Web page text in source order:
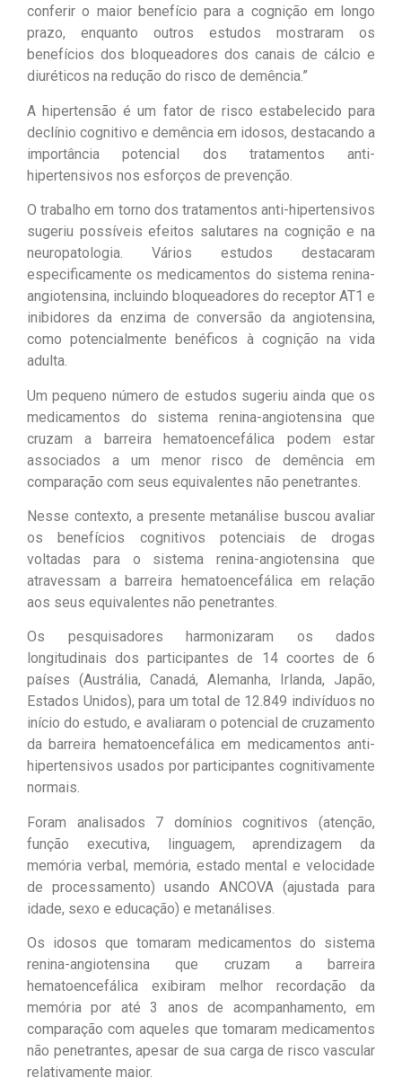
conferir o maior benefício para a cognição em longo
prazo, enquanto outros estudos mostraram os
benefícios dos bloqueadores dos canais de cálcio e
diuréticos na redução do risco de demência.”
A hipertensão é um fator de risco estabelecido para
declínio cognitivo e demência em idosos, destacando a
importância potencial dos tratamentos anti-
hipertensivos nos esforços de prevenção.
O trabalho em torno dos tratamentos anti-hipertensivos
sugeriu possíveis efeitos salutares na cognição e na
neuropatologia. Vários estudos destacaram
especificamente os medicamentos do sistema renina-
angiotensina, incluindo bloqueadores do receptor AT1 e
inibidores da enzima de conversão da angiotensina,
como potencialmente benéficos à cognição na vida
adulta.
Um pequeno número de estudos sugeriu ainda que os
medicamentos do sistema renina-angiotensina que
cruzam a barreira hematoencefálica podem estar
associados a um menor risco de demência em
comparação com seus equivalentes não penetrantes.
Nesse contexto, a presente metanálise buscou avaliar
os benefícios cognitivos potenciais de drogas
voltadas para o sistema renina-angiotensina que
atravessam a barreira hematoencefálica em relação
aos seus equivalentes não penetrantes.
Os pesquisadores harmonizaram os dados
longitudinais dos participantes de 14 coortes de 6
países (Austrália, Canadá, Alemanha, Irlanda, Japão,
Estados Unidos), para um total de 12.849 indivíduos no
início do estudo, e avaliaram o potencial de cruzamento
da barreira hematoencefálica em medicamentos anti-
hipertensivos usados ​​por participantes cognitivamente
normais.
Foram analisados 7 domínios cognitivos (atenção,
função executiva, linguagem, aprendizagem da
memória verbal, memória, estado mental e velocidade
de processamento) usando ANCOVA (ajustada para
idade, sexo e educação) e metanálises.
Os idosos que tomaram medicamentos do sistema
renina-angiotensina que cruzam a barreira
hematoencefálica exibiram melhor recordação da
memória por até 3 anos de acompanhamento, em
comparação com aqueles que tomaram medicamentos
não penetrantes, apesar de sua carga de risco vascular
relativamente maior.